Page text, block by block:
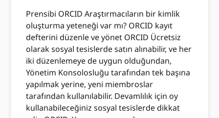
Prensibi ORCID Araştırmacıların bir kimlik
oluşturma yeteneği var mı? ORCID kayıt
defterini düzenle ve yönet ORCID Ücretsiz
olarak sosyal tesislerde satın alınabilir, ve her
iki düzenlemeye de uygun olduğundan,
Yönetim Konsolosluğu tarafından tek başına
yapılmak yerine, yeni miembroslar
tarafından kullanılabilir. Devamlılık için oy
kullanabileceğiniz sosyal tesislerde dikkat